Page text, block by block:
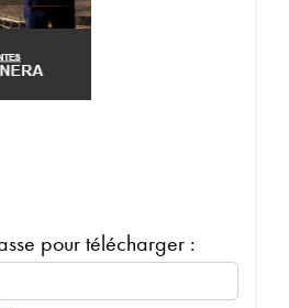
pour télécharger :